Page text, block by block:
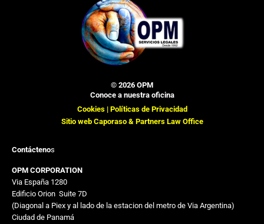
© 2026 OPM
Conoce a nuestra oficina
Cookies | Políticas de Privacidad
Sitio web Caporaso & Partners Law Office
Contáctenos
OPM CORPORATION
Via España 1280
Edificio Orion Suite 7D
(Diagonal a Piex y al lado de la estacion del metro de Via Argentina)
Ciudad de Panamá